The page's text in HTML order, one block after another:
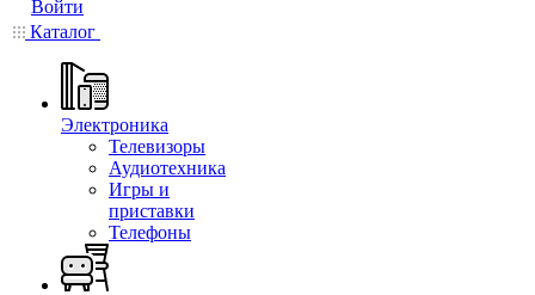
Войти
Каталог
Электроника
Телевизоры
Аудиотехника
Игры и
приставки
Телефоны